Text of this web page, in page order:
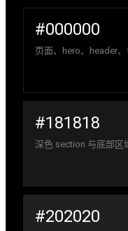
#000000
页面、hero、header
#181818
深色 section 与底部区
#202020